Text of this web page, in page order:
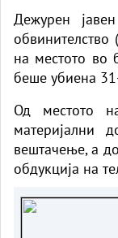
Дежурен
на местото во
беше убиена
Од местото
материјални
вештачење, а
обдукција на